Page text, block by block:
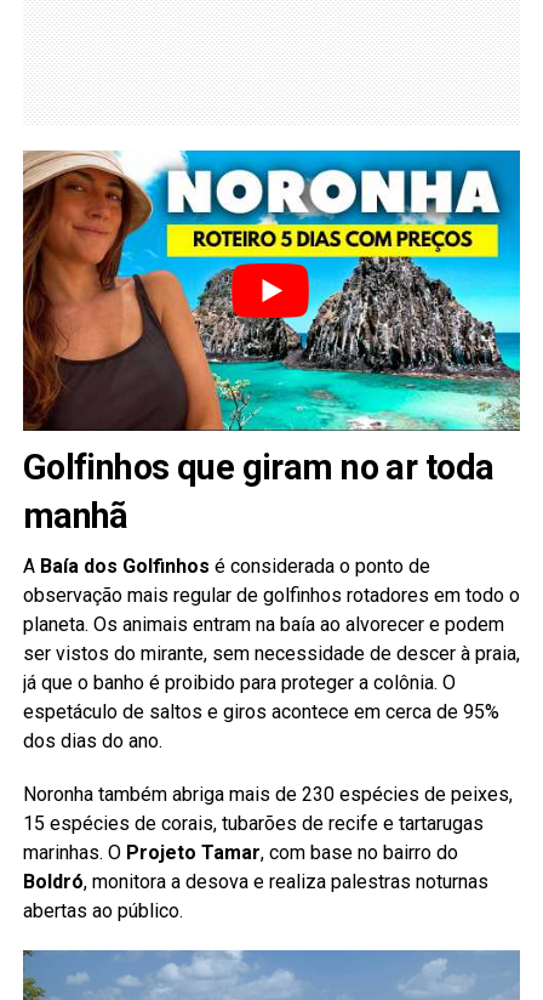
Golfinhos que giram no ar toda
manhã
A Baía dos Golfinhos é considerada o ponto de
observação mais regular de golfinhos rotadores em todo o
planeta. Os animais entram na baía ao alvorecer e podem
ser vistos do mirante, sem necessidade de descer à praia,
já que o banho é proibido para proteger a colônia. O
espetáculo de saltos e giros acontece em cerca de 95%
dos dias do ano.
Noronha também abriga mais de 230 espécies de peixes,
15 espécies de corais, tubarões de recife e tartarugas
marinhas. O Projeto Tamar, com base no bairro do
Boldró, monitora a desova e realiza palestras noturnas
abertas ao público.